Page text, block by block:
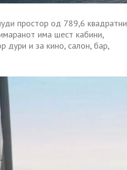
простор од 789,6 квадратни
има шест кабини,
дури и за кино, салон, бар,